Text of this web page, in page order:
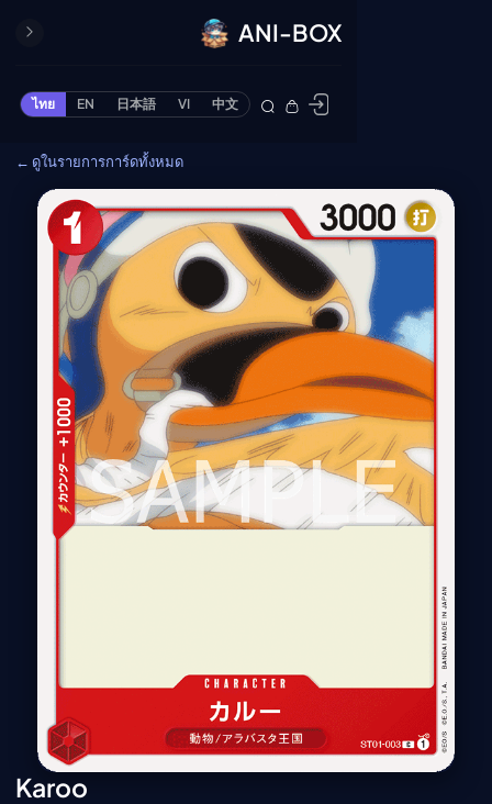
ANI-BOX
ไทย EN 日本語 VI 中文
ปิด
ONE PIECE
Collection
Deck Builder
My-Collection
Deck Library
Deck Share
PREMIUM SERVICE
ทีวีออนไลน์
แนะนำรายการทีวี
อนิเมะ
ตารางออกอากาศอนิ
ตารางออกอากาศอนิ
← ดูในรายการการ์ดทั้งหมด
Karoo